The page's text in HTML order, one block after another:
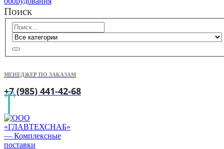
Поиск
МЕНЕДЖЕР ПО ЗАКАЗАМ
+7 (985) 441-42-68